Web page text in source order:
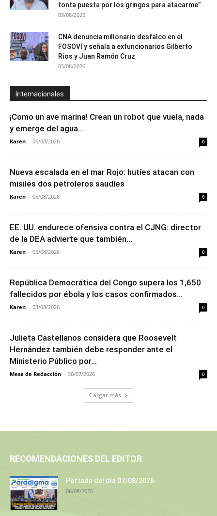
tonta puesta por los gringos para atacarme”
05/08/2026
CNA denuncia millonario desfalco en el
FOSOVI y señala a exfuncionarios Gilberto
Ríos y Juan Ramón Cruz
05/08/2026
Internacionales
¡Como un ave marina! Crean un robot que vuela, nada
y emerge del agua...
Karen - 06/08/2026 0
Nueva escalada en el mar Rojo: hutíes atacan con
misiles dos petroleros saudíes
Karen - 05/08/2026 0
EE. UU. endurece ofensiva contra el CJNG: director
de la DEA advierte que también...
Karen - 05/08/2026 0
República Democrática del Congo supera los 1,650
fallecidos por ébola y los casos confirmados...
Karen - 03/08/2026 0
Julieta Castellanos considera que Roosevelt
Hernández también debe responder ante el
Ministerio Público por...
Mesa de Redacción - 30/07/2026 0
Cargar más
RECOMENDACIONES DEL EDITOR
Portada del día 07/08/2026
06/08/2026